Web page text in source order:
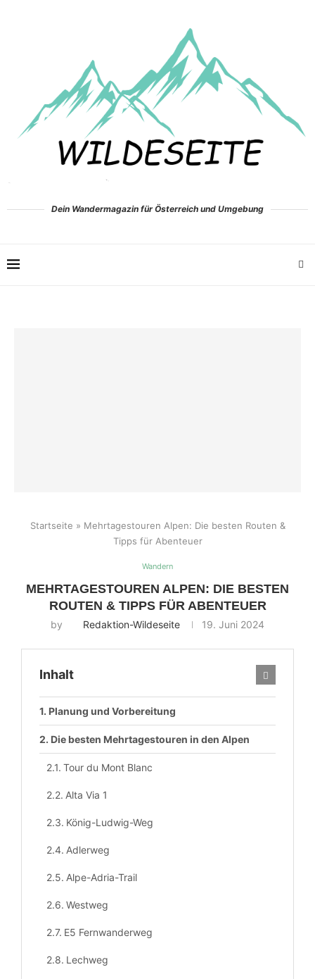
Dein Wandermagazin für Österreich und Umgebung
Startseite » Mehrtagestouren Alpen: Die besten Routen &
Tipps für Abenteuer
Wandern
MEHRTAGESTOUREN ALPEN: DIE BESTEN
ROUTEN & TIPPS FÜR ABENTEUER
by Redaktion-Wildeseite 19. Juni 2024
Inhalt
Planung und Vorbereitung
Die besten Mehrtagestouren in den Alpen
Tour du Mont Blanc
Alta Via 1
König-Ludwig-Weg
Adlerweg
Alpe-Adria-Trail
Westweg
E5 Fernwanderweg
Lechweg